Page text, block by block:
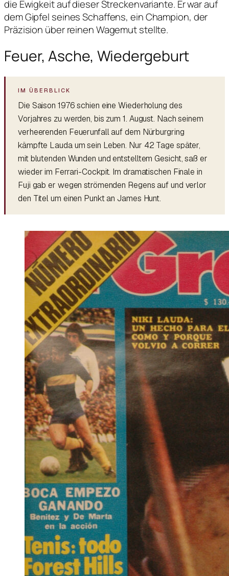
die Ewigkeit auf dieser Streckenvariante. Er war auf
dem Gipfel seines Schaffens, ein Champion, der
Präzision über reinen Wagemut stellte.
Feuer, Asche, Wiedergeburt
Die Saison 1976 schien eine Wiederholung des
Vorjahres zu werden, bis zum 1. August. Nach seinem
verheerenden Feuerunfall auf dem Nürburgring
kämpfte Lauda um sein Leben. Nur 42 Tage später,
mit blutenden Wunden und entstelltem Gesicht, saß er
wieder im Ferrari-Cockpit. Im dramatischen Finale in
Fuji gab er wegen strömenden Regens auf und verlor
den Titel um einen Punkt an James Hunt.